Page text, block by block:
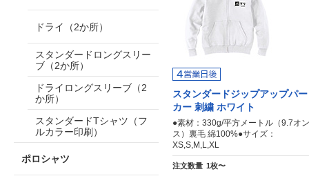
スタンダードジップアップパー
カー 刺繍 ホワイト
●素材：330g/平方メートル（9.7オン
ス）裏毛 綿100%●サイズ：
XS,S,M,L,XL
注文数量 1枚〜
ドライ（2か所）
スタンダードロングスリー
ブ（2か所）
ドライロングスリーブ（2
か所）
スタンダードTシャツ（フ
ルカラー印刷）
ポロシャツ